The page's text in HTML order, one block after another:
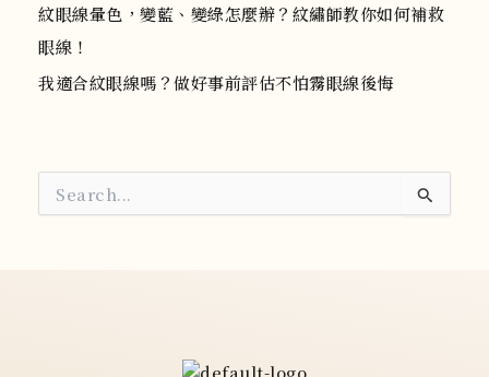
紋眼線暈色，變藍、變綠怎麼辦？紋繡師教你如何補救
眼線！
我適合紋眼線嗎？做好事前評估不怕霧眼線後悔
尋